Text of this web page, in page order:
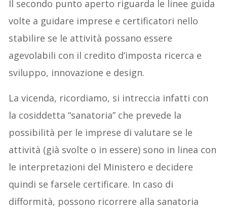
Il secondo punto aperto riguarda le linee guida
volte a guidare imprese e certificatori nello
stabilire se le attività possano essere
agevolabili con il credito d’imposta ricerca e
sviluppo, innovazione e design.
La vicenda, ricordiamo, si intreccia infatti con
la cosiddetta “sanatoria” che prevede la
possibilità per le imprese di valutare se le
attività (già svolte o in essere) sono in linea con
le interpretazioni del Ministero e decidere
quindi se farsele certificare. In caso di
difformità, possono ricorrere alla sanatoria